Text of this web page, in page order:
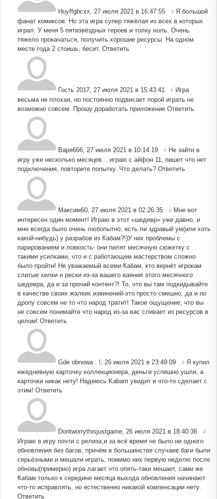
Huyffgbcxx, 27 июля 2021 в 16:47:55 # Я большой
фанат комиксов. Но эта игра супер тяжёлая из всех в которых
играл. У меня 5 пятизвёздных героев и толку ноль. Очень
тяжело прокачаться, получить хорошие ресурсы. На одном
месте года 2 стоишь, бесит. Ответить
Гость 2017, 27 июля 2021 в 15:43:41 # Игра
весьма не плохая, но постоянно подвисает порой играть не
возможно совсем. Прошу доработать приложение Ответить
Варя666, 27 июля 2021 в 10:14:19 # Не зайти в
игру уже несколько месяцев... играю с айфон 11, пишет что нет
подключения, повторите попытку. Что делать? Ответить
Максим60, 27 июля 2021 в 02:26:35 # Мне вот
интересен один момент! Играю в этот «шедевр» уже давно, и
мне всегда было очень любопытно, есть ли здравый ум(или хоть
какой-нибудь) у разрабов из Кабам?!)У них проблемы с
парированием и ловкость- они пилят месячную сюжетку с
такими усилками, что и с работающем мастерством сложно
было пройти! Не уважаемый всеми Кабам, кто вернёт игрокам
слитые хилки и рески из-за вашего ваяния этого месячного
шедевра, да и за прочий контент?! То, что вы там подкидывайте
в качестве своих жалких извинений-это просто смешно, да и по
дропу совсем не то что народ тратит! Такое ощущение, что вы
не совсем понимайте что народ из-за вас сливает из ресурсов в
целом! Ответить
Gde obnowa . !, 26 июля 2021 в 23:49:09 # Я купил
ежедневную карточку коллекционера, деньги успешно ушли, а
карточки никак нету! Надеюсь Kabam увидит и что-то сделает с
этим! Ответить
Dontworrythisjustgame, 26 июля 2021 в 18:40:36 #
Играю в игру почти с релиза,и за всё время не было ни одного
обновления без багов, причём в большинстве случаев баги были
серьёзными и мешали играть, помимо них первую неделю после
обновы(примерно) игра лагает что опять-таки мешает, сами же
Кабам только к середине месяца выхода обновления начинают
что-то исправлять, но естественно никакой компенсации нету.
Ответить